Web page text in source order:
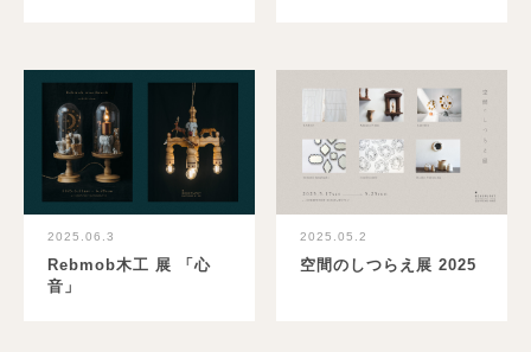
2025.06.3
Rebmob木工 展 「心
音」
2025.05.2
空間のしつらえ展 2025